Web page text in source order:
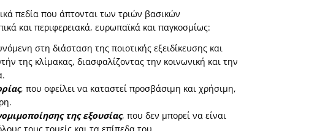
πεδία που άπτονται των τριών βασικών
και περιφερειακά, ευρωπαϊκά και παγκοσμίως:
στη διάσταση της ποιοτικής εξειδίκευσης και
της κλίμακας, διασφαλίζοντας την κοινωνική και την
, που οφείλει να καταστεί προσβάσιμη και χρήσιμη,
της εξουσίας, που δεν μπορεί να είναι